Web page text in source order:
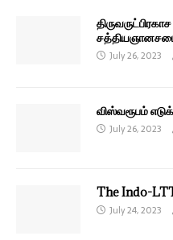
July 26, 2023
விஸ்வரூபம்
July 26, 2023
The Indo-
July 24, 2023